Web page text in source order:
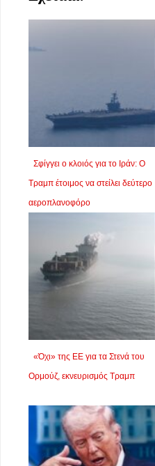
Σφίγγει ο κλοιός για το Ιράν: Ο
Τραμπ έτοιμος να στείλει δεύτερο
αεροπλανοφόρο
«Όχι» της ΕΕ για τα Στενά του
Ορμούζ, εκνευρισμός Τραμπ